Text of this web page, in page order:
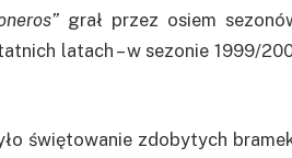
grał przez osiem
latach – w sezonie 1999/
świętowanie zdobytych